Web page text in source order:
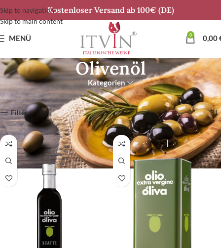
Skip to navigation
Skip to main content
Kostenloser Versand ab 100€ (DE)
MENÜ 0 0,00
Olivenöl
Kategorien
Start Olivenöl Alle 4 Ergebnisse werden angezeigt
Filter